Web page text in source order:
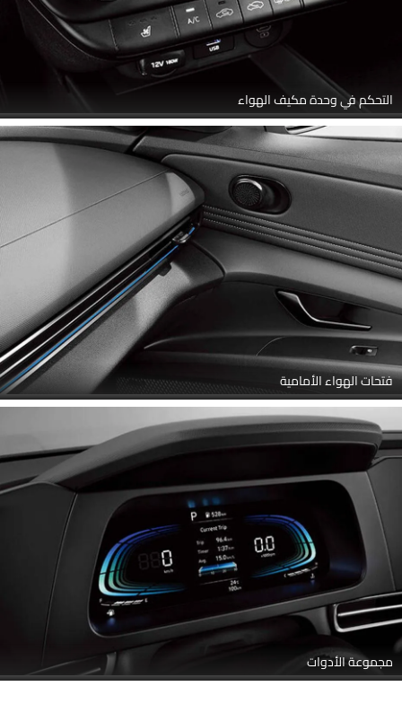
التحكم في وحدة مكيف الهواء
فتحات الهواء الأمامية
مجموعة الأدوات